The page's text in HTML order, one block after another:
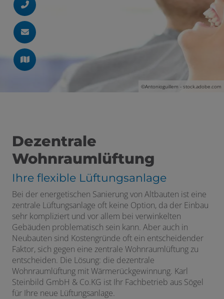
©Antonioguillem - stock.adobe.com
Dezentrale
Wohnraumlüftung
Ihre flexible Lüftungsanlage
Bei der energetischen Sanierung von Altbauten ist eine
zentrale Lüftungsanlage oft keine Option, da der Einbau
sehr kompliziert und vor allem bei verwinkelten
Gebäuden problematisch sein kann. Aber auch in
Neubauten sind Kostengründe oft ein entscheidender
Faktor, sich gegen eine zentrale Wohnraumlüftung zu
entscheiden. Die Lösung: die dezentrale
Wohnraumlüftung mit Wärmerückgewinnung. Karl
Steinbild GmbH & Co.KG ist Ihr Fachbetrieb aus Sögel
für Ihre neue Lüftungsanlage.
schließen
und schließen
öffnen und schließen
und schließen
und schließen
öffnen und schließen